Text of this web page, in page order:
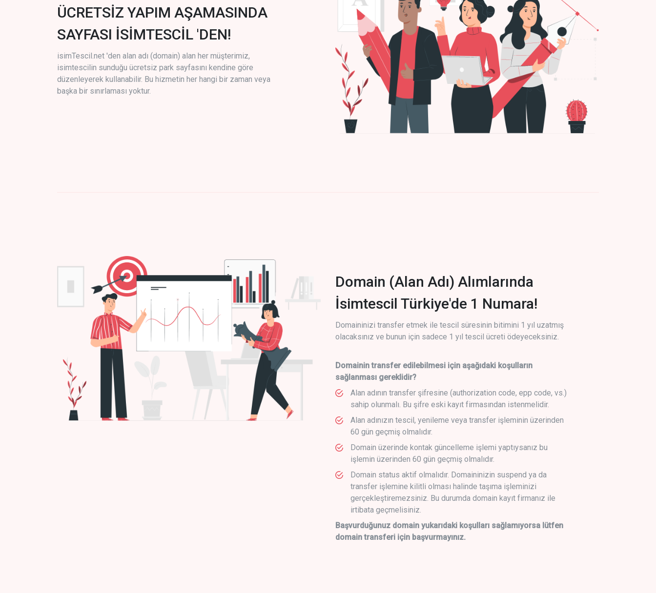
ÜCRETSİZ YAPIM AŞAMASINDA
SAYFASI İSİMTESCİL 'DEN!
isimTescil.net 'den alan adı (domain) alan her müşterimiz,
isimtescilin sunduğu ücretsiz park sayfasını kendine göre
düzenleyerek kullanabilir. Bu hizmetin her hangi bir zaman veya
başka bir sınırlaması yoktur.
Domain (Alan Adı) Alımlarında
İsimtescil Türkiye'de 1 Numara!
Domaininizi transfer etmek ile tescil süresinin bitimini 1 yıl uzatmış
olacaksınız ve bunun için sadece 1 yıl tescil ücreti ödeyeceksiniz.
Domainin transfer edilebilmesi için aşağıdaki koşulların
sağlanması gereklidir?
Alan adının transfer şifresine (authorization code, epp code, vs.)
sahip olunmalı. Bu şifre eski kayıt firmasından istenmelidir.
Alan adınızın tescil, yenileme veya transfer işleminin üzerinden
60 gün geçmiş olmalıdır.
Domain üzerinde kontak güncelleme işlemi yaptıysanız bu
işlemin üzerinden 60 gün geçmiş olmalıdır.
Domain status aktif olmalıdır. Domaininizin suspend ya da
transfer işlemine kilitli olması halinde taşıma işleminizi
gerçekleştiremezsiniz. Bu durumda domain kayıt firmanız ile
irtibata geçmelisiniz.
Başvurduğunuz domain yukarıdaki koşulları sağlamıyorsa lütfen
domain transferi için başvurmayınız.